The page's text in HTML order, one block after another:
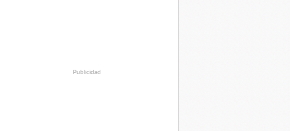
Publicidad